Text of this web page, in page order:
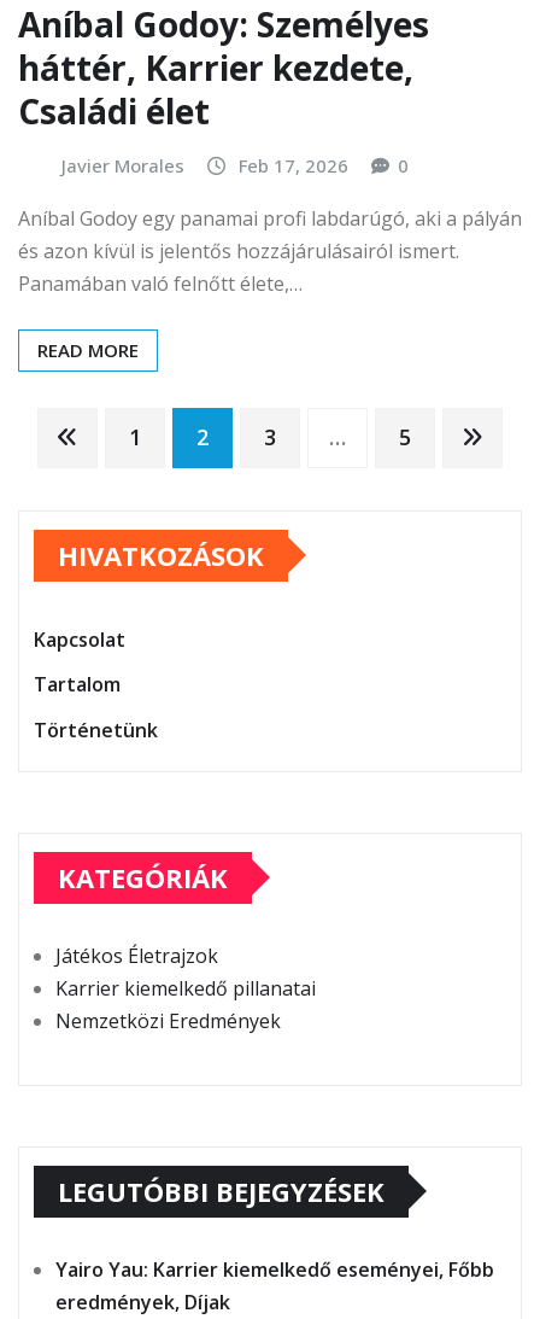
Aníbal Godoy: Személyes
háttér, Karrier kezdete,
Családi élet
Javier Morales Feb 17, 2026 0
Aníbal Godoy egy panamai profi labdarúgó, aki a pályán
és azon kívül is jelentős hozzájárulásairól ismert.
Panamában való felnőtt élete,…
READ MORE
Posts
pagination
1 2 3 … 5
HIVATKOZÁSOK
Kapcsolat
Tartalom
Történetünk
KATEGÓRIÁK
Játékos Életrajzok
Karrier kiemelkedő pillanatai
Nemzetközi Eredmények
LEGUTÓBBI BEJEGYZÉSEK
Yairo Yau: Karrier kiemelkedő eseményei, Főbb
eredmények, Díjak